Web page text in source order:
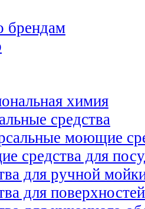
брендам
химия
средства
моющие
средства для
для ручной
для поверхностей